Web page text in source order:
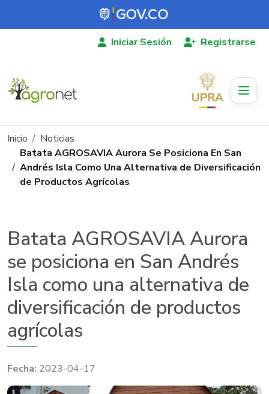
Pasar al contenido principal
Iniciar Sesión Registrarse
Ruta de navegación
Inicio
Noticias
Batata AGROSAVIA Aurora Se Posiciona En San
Andrés Isla Como Una Alternativa de Diversificación
de Productos Agrícolas
Batata AGROSAVIA Aurora
se posiciona en San Andrés
Isla como una alternativa de
diversificación de productos
agrícolas
2023-04-17